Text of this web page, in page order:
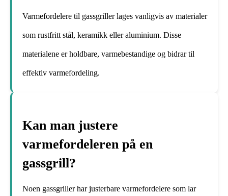
Varmefordelere til gassgriller lages vanligvis av materialer
som rustfritt stål, keramikk eller aluminium. Disse
materialene er holdbare, varmebestandige og bidrar til
effektiv varmefordeling.
Kan man justere
varmefordeleren på en
gassgrill?
Noen gassgriller har justerbare varmefordelere som lar